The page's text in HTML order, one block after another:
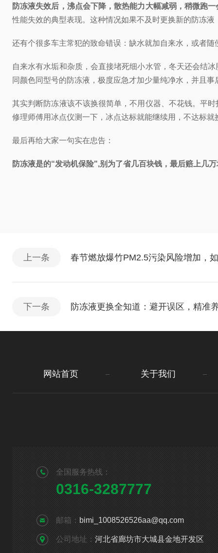
防冻液失效后，沸点会下降，散热能力大幅减弱，稍微跑
性能失效的典型表现。这种情况如果不及时更换新的防冻
还有个很多车主常犯的致命错误：缺水就加自来水，或者
自来水有水垢和杂质，会直接堵死细小水管，冬天还会结
同颜色同型号的防冻液，极度应急才加少量纯净水，并且事
其实判断防冻液该不该换很简单，不用仪器、不花钱。平
修理师傅用冰点仪测一下，冰点达标就能继续用，不达标
最后再给大家一句实在忠告：
防冻液是的“发动机保险",别为了省几百块钱，最后赔上几
上一条 春节燃放爆竹PM2.5污染风险增加，
下一条 防冻液更换全知道：避开误区，精准
网站首页 关于我们
全国服务热线：
0316-3287777
邮箱： bimi_1008526526aa@qq.com
公司地址： 河北省廊坊市大城县金地开发区